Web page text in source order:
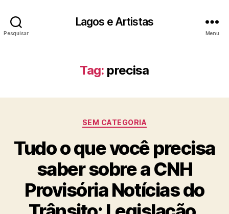
Pesquisar
Lagos e Artistas
Menu
Tag: precisa
Categorias
SEM CATEGORIA
Tudo o que você precisa
saber sobre a CNH
Provisória Notícias do